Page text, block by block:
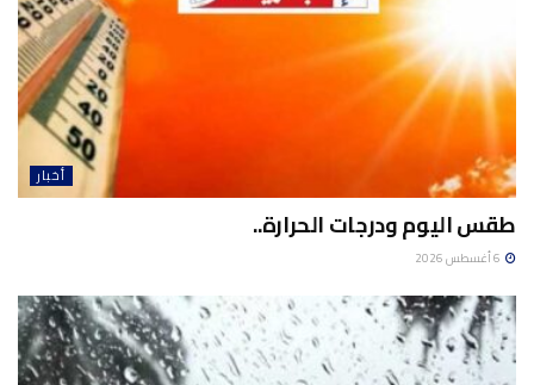
أخبار
طقس اليوم ودرجات الحرارة..